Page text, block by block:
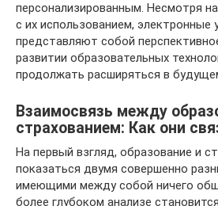
персонализированным. Несмотря
с их использованием, электронные
представляют собой
развитии образовательных
продолжать расширяться в
Взаимосвязь между
страхованием: Как они
На первый взгляд, образование и
показаться двумя совершенно
имеющими между собой ничего
более глубоком анализе